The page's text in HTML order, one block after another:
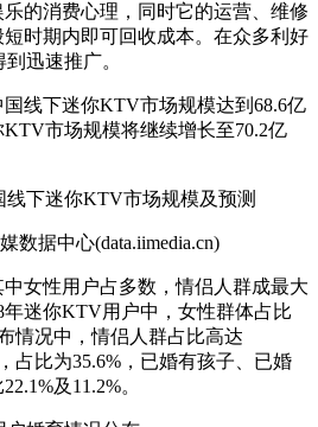
的消费心理，同时它的运营、维修
时期内即可回收成本。在众多利好
迅速推广。
线下迷你KTV市场规模达到68.6亿
市场规模将继续增长至70.2亿
数据中心(data.iimedia.cn)
性用户占多数，情侣人群成最大
年迷你KTV用户中，女性群体占比
情况中，情侣人群占比高达
占比为35.6%，已婚有孩子、已婚
及11.2%。